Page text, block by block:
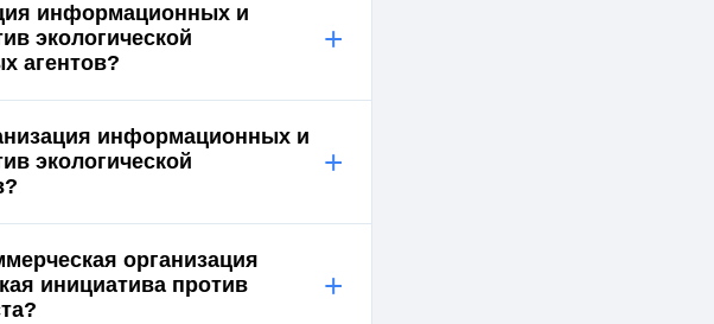
информационных и
экологической
агентов?
+
информационных и
экологической
+
организация
инициатива против
+